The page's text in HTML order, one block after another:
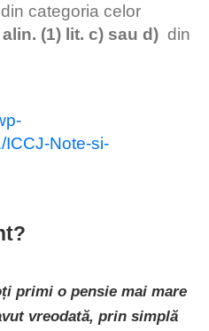
categoria celor
(1) lit. c) sau d) din
Note-si-
primi o pensie mai mare
vreodată, prin simplă